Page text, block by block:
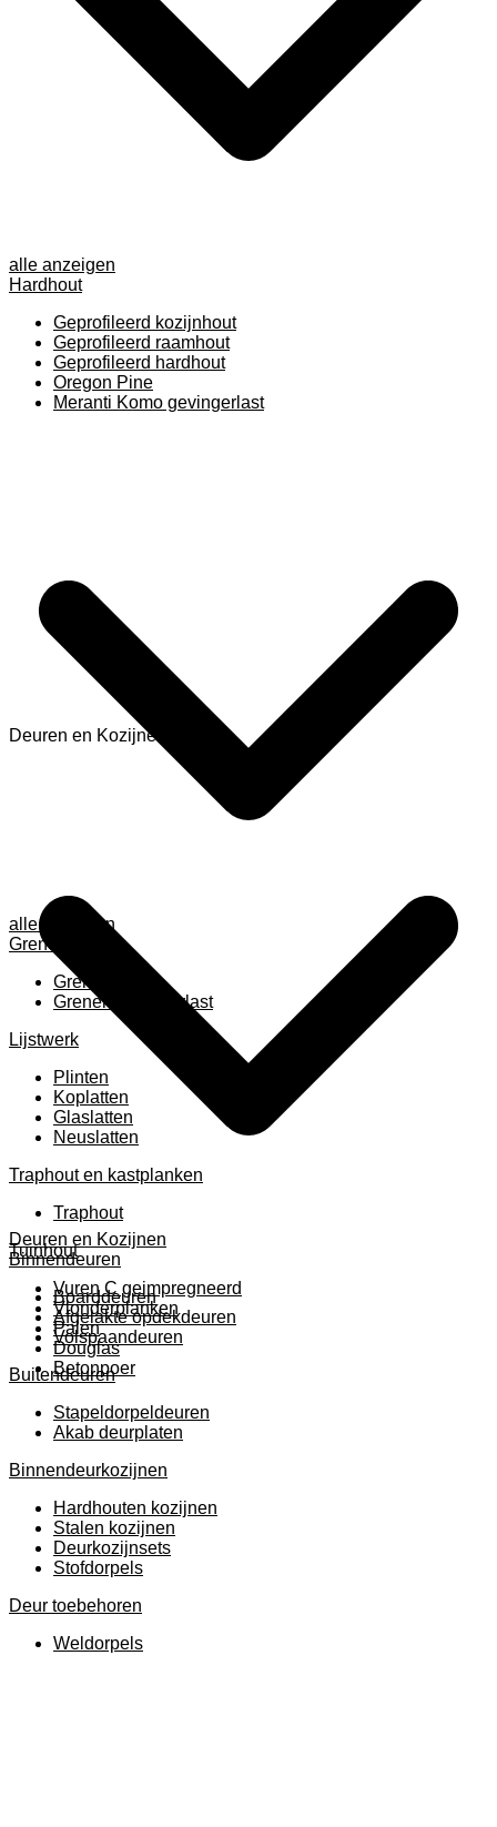
alle anzeigen
Hardhout
Geprofileerd kozijnhout
Geprofileerd raamhout
Geprofileerd hardhout
Oregon Pine
Meranti Komo gevingerlast
alle anzeigen
Grenen
Grenen B ruw
Grenen gevingerlast
Lijstwerk
Plinten
Koplatten
Glaslatten
Neuslatten
Traphout en kastplanken
Traphout
Tuinhout
Vuren C geimpregneerd
Vlonderplanken
Palen
Douglas
Betonpoer
Deuren en Kozijnen
Deuren en Kozijnen
Binnendeuren
Boarddeuren
Afgelakte opdekdeuren
Volspaandeuren
Buitendeuren
Stapeldorpeldeuren
Akab deurplaten
Binnendeurkozijnen
Hardhouten kozijnen
Stalen kozijnen
Deurkozijnsets
Stofdorpels
Deur toebehoren
Weldorpels